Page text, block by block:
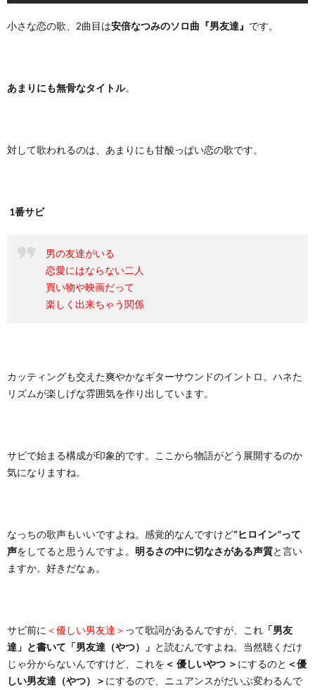
小さな恋の歌、2曲目は安倍なつみのソロ曲『男友達』 です。
あまりにも無骨なタイトル。
対して歌われるのは、あまりにも甘酸っぱい恋の歌です。
1番サビ
男の友達がいる
恋愛にはならない二人
買い物や映画だって
楽しく出来ちゃう関係
カッティングも交えた爽やかなギターサウンドのイントロ。ハネた
リズムが楽しげな雰囲気を作り出しています。
サビで始まる構成が印象的です。ここから物語がどう展開するのか
気になりますね。
なっちの歌声もいいですよね。感覚的なんですけど“ヒロイン”って
声をしてると思うんですよ。 明るさの中に切なさがある声質と言い
ますか。好きだなぁ。
サビ前に ＜優しい男友達＞ って歌詞があるんですが、これ 「男友
達」と書いて「男友達（やつ）」 と読むんですよね。当然聴くだけ
じゃ分からないんですけど、これを ＜ 優しいやつ ＞ にするのと ＜優
しい男友達（やつ）＞ にするので、ニュアンスがだいぶ変わるんで